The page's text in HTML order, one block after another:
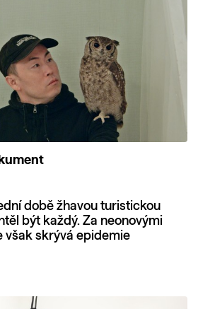
době žhavou turistickou
být každý. Za neonovými
však skrývá epidemie